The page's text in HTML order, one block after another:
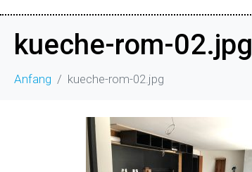
kueche-rom-02.jpg
Anfang kueche-rom-02.jpg